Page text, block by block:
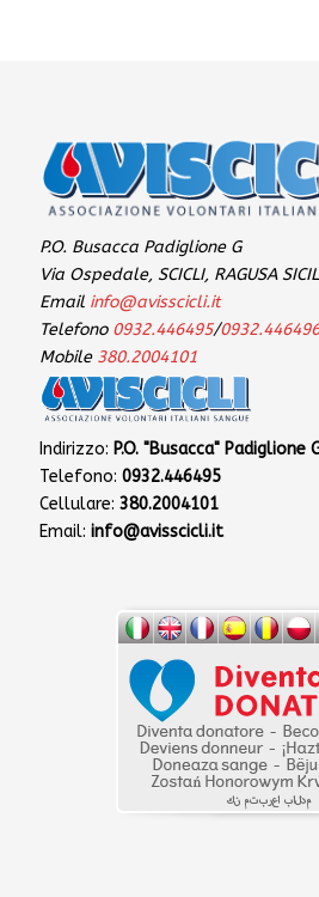
P.O. Busacca Padiglione G
Via Ospedale, SCICLI, RAGUSA
Email info@avisscicli.it
Telefono 0932.446495/0932.446496
Mobile 380.2004101
Indirizzo: P.O. "Busacca" Padiglione
Telefono: 0932.446495
Cellulare: 380.2004101
Email: info@avisscicli.it